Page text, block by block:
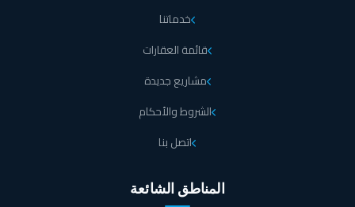
خدماتنا
قائمة العقارات
مشاريع جديدة
الشروط والأحكام
اتصل بنا
المناطق الشائعة